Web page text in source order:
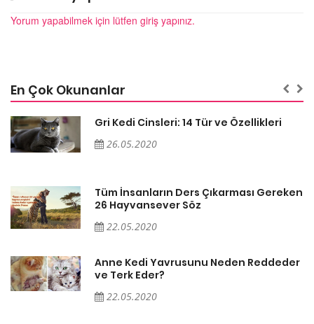
Yorum yapabilmek için lütfen giriş yapınız.
En Çok Okunanlar
Gri Kedi Cinsleri: 14 Tür ve Özellikleri
26.05.2020
Tüm İnsanların Ders Çıkarması Gereken
26 Hayvansever Söz
22.05.2020
Anne Kedi Yavrusunu Neden Reddeder
ve Terk Eder?
22.05.2020